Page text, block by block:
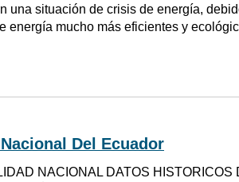
una situación de crisis de energía,
energía mucho más eficientes y
Del Ecuador
NACIONAL DATOS